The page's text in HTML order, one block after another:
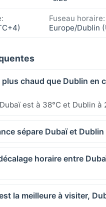
Fuseau horaire:
Europe/Dublin
chaud que Dublin en
est à 38°C et Dublin à
sépare Dubaï et Dublin
horaire entre
la meilleure à visiter,